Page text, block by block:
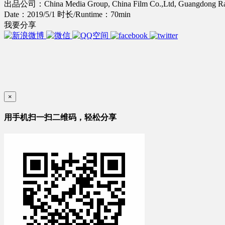
出品公司：China Media Group, China Film Co.,Ltd, Guangdong
Date：2019/5/1 时长/Runtime：70min
我要分享
×
用手机扫一扫二维码，轻松分享